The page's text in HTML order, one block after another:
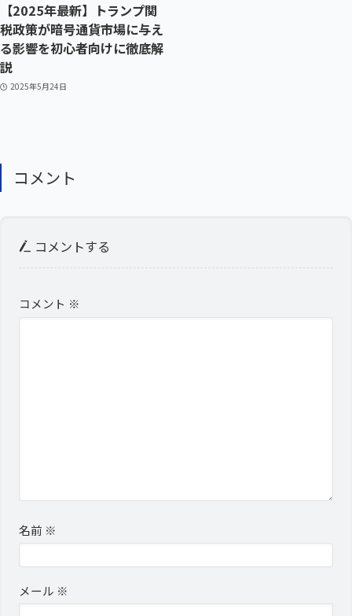
【2025年最新】トランプ関
税政策が暗号通貨市場に与え
る影響を初心者向けに徹底解
説
2025年5月24日
コメント
コメントする
コメント ※
名前 ※
メール ※